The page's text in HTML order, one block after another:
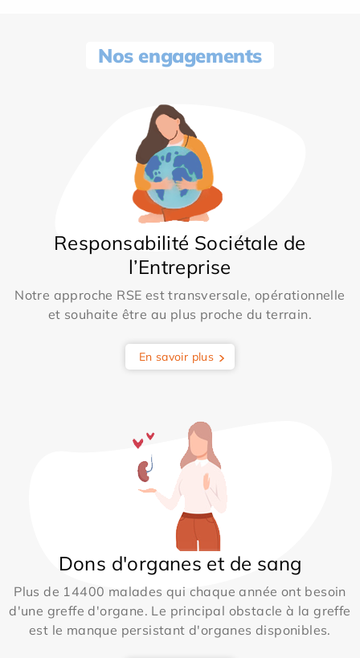
Nos engagements
Responsabilité Sociétale de
l’Entreprise
Notre approche RSE est transversale, opérationnelle
et souhaite être au plus proche du terrain.
En savoir plus
Dons d'organes et de sang
Plus de 14400 malades qui chaque année ont besoin
d'une greffe d'organe. Le principal obstacle à la greffe
est le manque persistant d'organes disponibles.